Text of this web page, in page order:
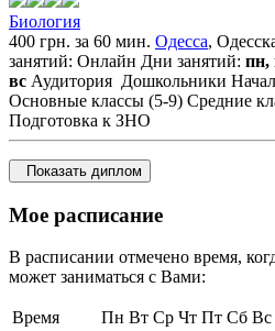
Биология
400 грн. за 60 мин. Одесса,
занятий: Онлайн Дни занятий: пн,
вс Аудитория Дошкольники
Основные классы (5-9) Средние
Подготовка к ЗНО
Показать диплом
Мое расписание
В расписании отмечено время,
может заниматься с Вами:
Время Пн Вт Ср Чт Пт Сб Вс